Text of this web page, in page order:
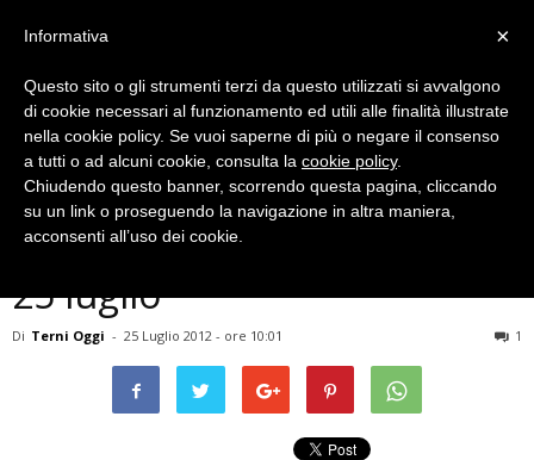
Meteo
Terni, previsioni meteo del
25 luglio
Di Terni Oggi - 25 Luglio 2012 - ore 10:01 1
×
Informativa
Questo sito o gli strumenti terzi da questo utilizzati si avvalgono
di cookie necessari al funzionamento ed utili alle finalità illustrate
nella cookie policy. Se vuoi saperne di più o negare il consenso
a tutti o ad alcuni cookie, consulta la cookie policy.
Chiudendo questo banner, scorrendo questa pagina, cliccando
su un link o proseguendo la navigazione in altra maniera,
acconsenti all’uso dei cookie.